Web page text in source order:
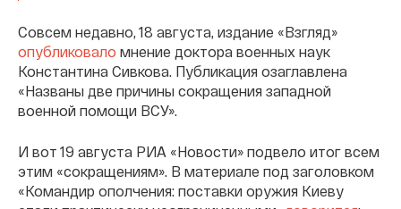
Совсем недавно, 18 августа, издание «Взгляд»
опубликовало мнение доктора военных наук
Константина Сивкова. Публикация озаглавлена
«Названы две причины сокращения западной
военной помощи ВСУ».
И вот 19 августа РИА «Новости» подвело итог всем
этим «сокращениям». В материале под заголовком
«Командир ополчения: поставки оружия Киеву